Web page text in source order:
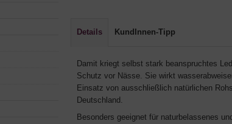
Details KundInnen-Tipp
Damit kriegt selbst stark beanspruchtes
Schutz vor Nässe. Sie wirkt
Einsatz von ausschließlich natürlichen
Deutschland.
Besonders geeignet für naturbelassenes